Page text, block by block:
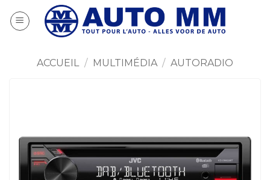
au
ACCUEIL / MULTIMÉDIA / AUTORADIO